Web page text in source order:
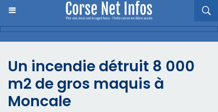
Un incendie détruit 8 000
m2 de gros maquis à
Moncale